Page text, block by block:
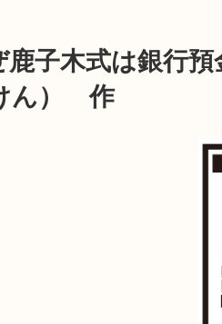
鹿子木式は銀行
ん） 作